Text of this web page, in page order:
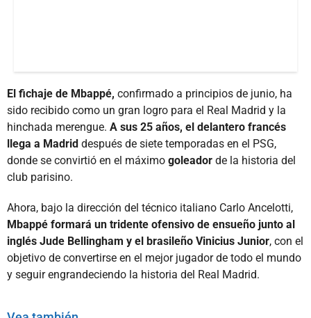
El fichaje de Mbappé, confirmado a principios de junio, ha
sido recibido como un gran logro para el Real Madrid y la
hinchada merengue. A sus 25 años, el delantero francés
llega a Madrid después de siete temporadas en el PSG,
donde se convirtió en el máximo goleador de la historia del
club parisino.
Ahora, bajo la dirección del técnico italiano Carlo Ancelotti,
Mbappé formará un tridente ofensivo de ensueño junto al
inglés Jude Bellingham y el brasileño Vinicius Junior, con el
objetivo de convertirse en el mejor jugador de todo el mundo
y seguir engrandeciendo la historia del Real Madrid.